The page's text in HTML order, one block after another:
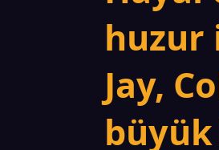
huzur
Jay,